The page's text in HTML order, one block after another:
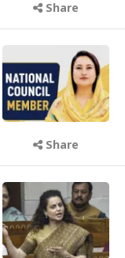
Share
Share